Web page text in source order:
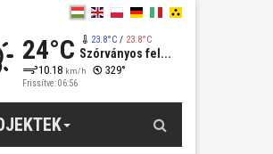
24°C 23.8°C/ 23.8°C
Szórványos fel...
10.18 km/h 329°
Frissítve: 06:56